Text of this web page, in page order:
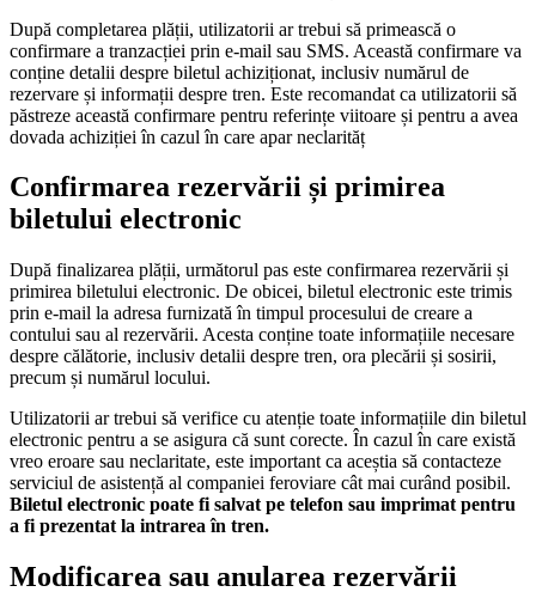
După completarea plății, utilizatorii ar trebui să primească o
confirmare a tranzacției prin e-mail sau SMS. Această confirmare va
conține detalii despre biletul achiziționat, inclusiv numărul de
rezervare și informații despre tren. Este recomandat ca utilizatorii să
păstreze această confirmare pentru referințe viitoare și pentru a avea
dovada achiziției în cazul în care apar neclarităț
Confirmarea rezervării și primirea
biletului electronic
După finalizarea plății, următorul pas este confirmarea rezervării și
primirea biletului electronic. De obicei, biletul electronic este trimis
prin e-mail la adresa furnizată în timpul procesului de creare a
contului sau al rezervării. Acesta conține toate informațiile necesare
despre călătorie, inclusiv detalii despre tren, ora plecării și sosirii,
precum și numărul locului.
Utilizatorii ar trebui să verifice cu atenție toate informațiile din biletul
electronic pentru a se asigura că sunt corecte. În cazul în care există
vreo eroare sau neclaritate, este important ca aceștia să contacteze
serviciul de asistență al companiei feroviare cât mai curând posibil.
Biletul electronic poate fi salvat pe telefon sau imprimat pentru
a fi prezentat la intrarea în tren.
Modificarea sau anularea rezervării